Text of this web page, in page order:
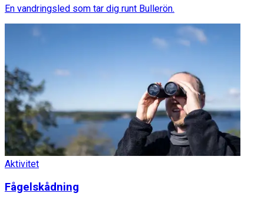
En vandringsled som tar dig runt Bullerön.
Aktivitet
Fågelskådning